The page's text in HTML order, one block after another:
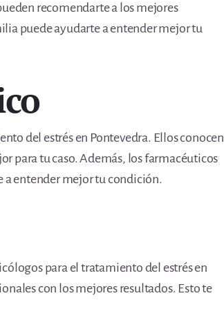
recomendarte a los mejores
puede ayudarte a entender mejor tu
del estrés en Pontevedra. Ellos conocen
para tu caso. Además, los farmacéuticos
a entender mejor tu condición.
para el tratamiento del estrés en
con los mejores resultados. Esto te